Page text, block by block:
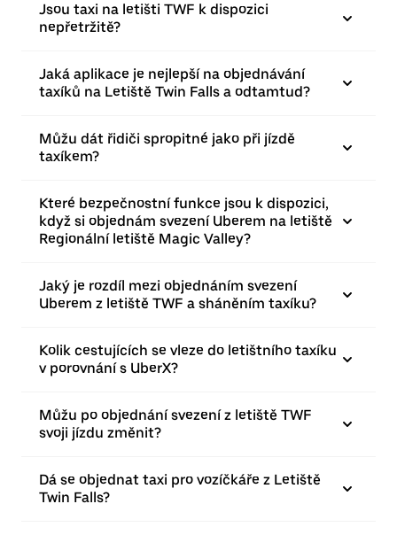
Jsou taxi na letišti TWF k dispozici
nepřetržitě?
Jaká aplikace je nejlepší na objednávání
taxíků na Letiště Twin Falls a odtamtud?
Můžu dát řidiči spropitné jako při jízdě
taxíkem?
Které bezpečnostní funkce jsou k dispozici,
když si objednám svezení Uberem na letiště
Regionální letiště Magic Valley?
Jaký je rozdíl mezi objednáním svezení
Uberem z letiště TWF a sháněním taxíku?
Kolik cestujících se vleze do letištního taxíku
v porovnání s UberX?
Můžu po objednání svezení z letiště TWF
svoji jízdu změnit?
Dá se objednat taxi pro vozíčkáře z Letiště
Twin Falls?